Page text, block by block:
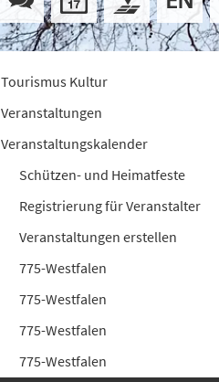
Tourismus Kultur
Veranstaltungen
Veranstaltungskalender
Schützen- und Heimatfeste
Registrierung für Veranstalter
Veranstaltungen erstellen
775-Westfalen
775-Westfalen
775-Westfalen
775-Westfalen